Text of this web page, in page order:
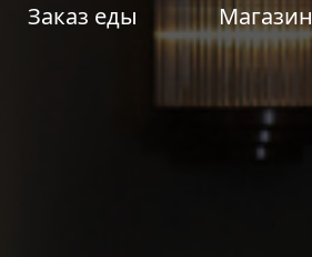
Заказ еды Магазин